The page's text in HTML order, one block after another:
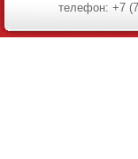
телефон: +7